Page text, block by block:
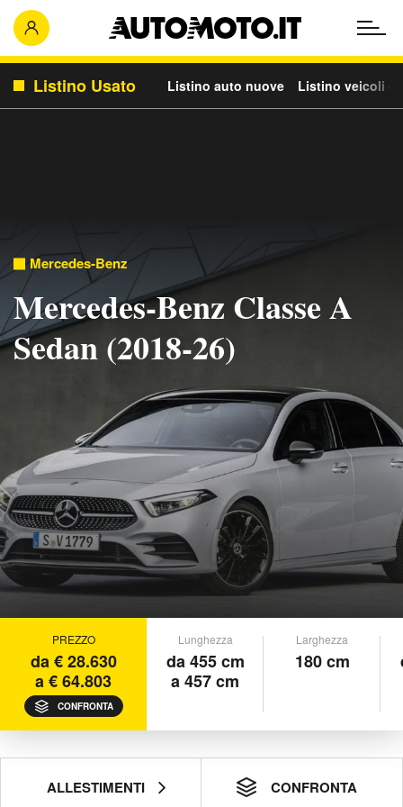
Listino Usato Listino auto nuove Listino veicoli
Mercedes-Benz
Mercedes-Benz Classe A
Sedan (2018-26)
PREZZO
da € 28.630
a € 64.803
CONFRONTA
Lunghezza
da 455 cm
a 457 cm
Larghezza
180 cm
ALLESTIMENTI CONFRONTA